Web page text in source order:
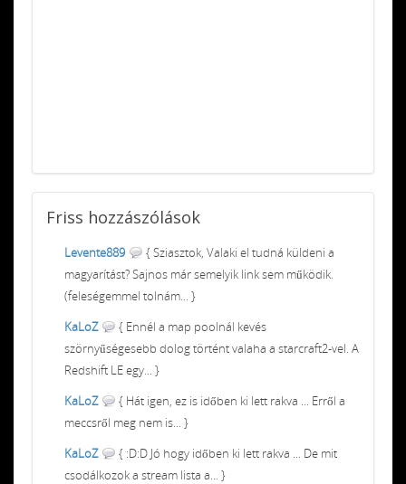
Friss hozzászólások
Levente889
{ Sziasztok, Valaki el tudná küldeni a
magyarítást? Sajnos már semelyik link sem működik.
(feleségemmel tolnám... }
KaLoZ
{ Ennél a map poolnál kevés
szörnyűségesebb dolog történt valaha a starcraft2-vel. A
Redshift LE egy... }
KaLoZ
{ Hát igen, ez is időben ki lett rakva ... Erről a
meccsről meg nem is... }
KaLoZ
{ :D:D Jó hogy időben ki lett rakva ... De mit
csodálkozok a stream lista a... }